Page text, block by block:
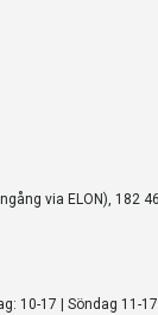
via ELON), 182
10-17 | Söndag 11-17